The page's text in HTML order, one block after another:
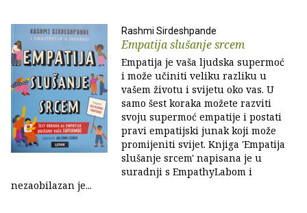
Rashmi Sirdeshpande
Empatija slušanje srcem
Empatija je vaša ljudska supermoć
i može učiniti veliku razliku u
vašem životu i svijetu oko vas. U
samo šest koraka možete razviti
svoju supermoć empatije i postati
pravi empatijski junak koji može
promijeniti svijet. Knjiga 'Empatija
slušanje srcem' napisana je u
suradnji s EmpathyLabom i
nezaobilazan je...